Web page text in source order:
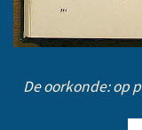
De oorkonde: op